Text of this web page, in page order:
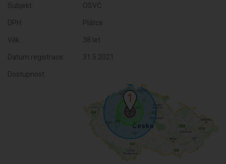
Subjekt: OSVČ
DPH: Plátce
Věk: 38 let
Datum registrace: 31.5.2021
Dostupnost: